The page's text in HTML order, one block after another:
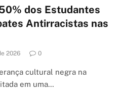
dos Estudantes
Antirracistas nas
2026 0
cultural negra na
em uma…